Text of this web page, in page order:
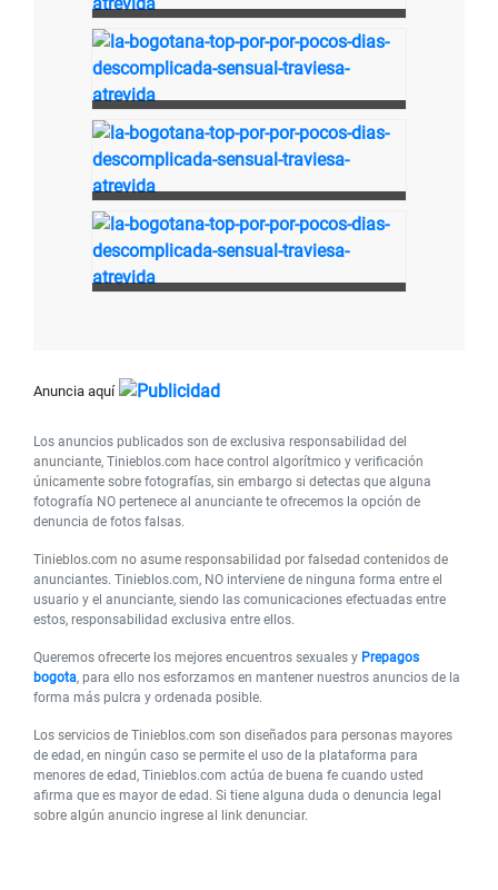
Anuncia aquí
Los anuncios publicados son de exclusiva responsabilidad del
anunciante, Tinieblos.com hace control algorítmico y verificación
únicamente sobre fotografías, sin embargo si detectas que alguna
fotografía NO pertenece al anunciante te ofrecemos la opción de
denuncia de fotos falsas.
Tinieblos.com no asume responsabilidad por falsedad contenidos de
anunciantes. Tinieblos.com, NO interviene de ninguna forma entre el
usuario y el anunciante, siendo las comunicaciones efectuadas entre
estos, responsabilidad exclusiva entre ellos.
Queremos ofrecerte los mejores encuentros sexuales y Prepagos
bogota, para ello nos esforzamos en mantener nuestros anuncios de la
forma más pulcra y ordenada posible.
Los servicios de Tinieblos.com son diseñados para personas mayores
de edad, en ningún caso se permite el uso de la plataforma para
menores de edad, Tinieblos.com actúa de buena fe cuando usted
afirma que es mayor de edad. Si tiene alguna duda o denuncia legal
sobre algún anuncio ingrese al link denunciar.